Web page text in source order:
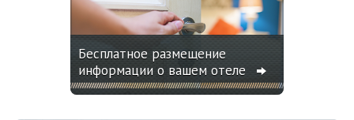
Бесплатное размещение
информации о вашем отеле